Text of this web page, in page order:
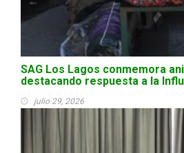
SAG Los Lagos conmemora
destacando respuesta a la
julio 29, 2026